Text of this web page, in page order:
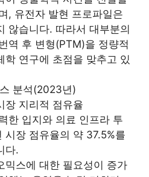
, 유전자 발현 프로파일은
않습니다. 따라서 대부분의
역 후 변형(PTM)을 정량적
학 연구에 초점을 맞추고 있
분석(2023년)
장 지리적 점유율
한 입지와 의료 인프라 투
장 점유율의 약 37.5%를
다.
믹스에 대한 필요성이 증가